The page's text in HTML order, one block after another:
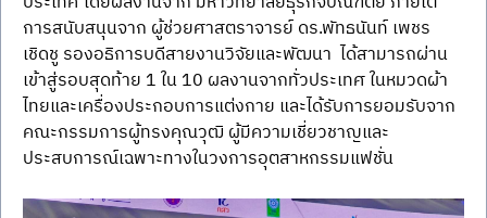
การสนับสนุนจาก ผู้ช่วยศาสตราจารย์ ดร.พัทธนันท์ เพชร
เชิดชู รองอธิการบดีสายงานวิจัยและพัฒนา  ได้สามารถผ่าน
เข้าสู่รอบสุดท้าย 1 ใน 10 ผลงานจากทั่วประเทศ ในหมวดผ้า
ไทยและเครื่องประกอบการแต่งกาย และได้รับการยอมรับจาก
คณะกรรมการผู้ทรงคุณวุฒิ ผู้มีความเชี่ยวชาญและ
ประสบการณ์เฉพาะทางในวงการอุตสาหกรรมแฟชั่น